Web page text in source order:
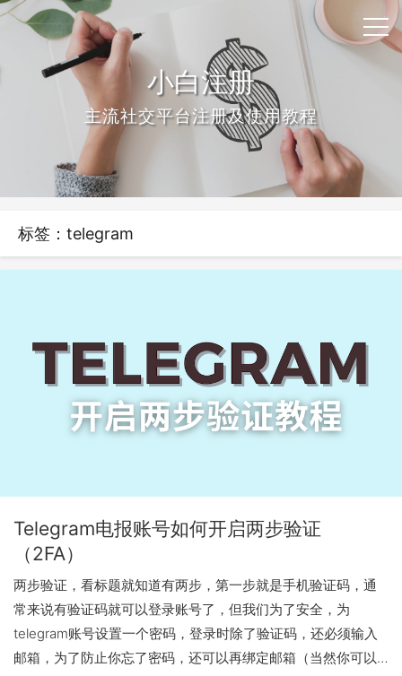
小白注册
主流社交平台注册及使用教程
标签：telegram
Telegram电报账号如何开启两步验证
（2FA）
两步验证，看标题就知道有两步，第一步就是手机验证码，通
常来说有验证码就可以登录账号了，但我们为了安全，为
telegram账号设置一个密码，登录时除了验证码，还必须输入
邮箱，为了防止你忘了密码，还可以再绑定邮箱（当然你可以…